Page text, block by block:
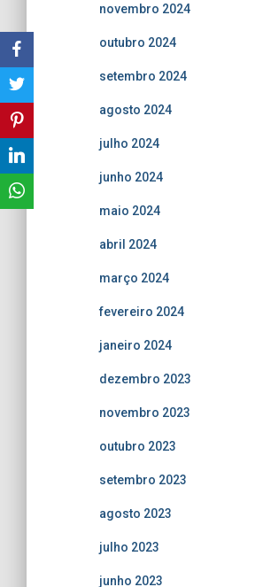
novembro 2024
outubro 2024
setembro 2024
agosto 2024
julho 2024
junho 2024
maio 2024
abril 2024
março 2024
fevereiro 2024
janeiro 2024
dezembro 2023
novembro 2023
outubro 2023
setembro 2023
agosto 2023
julho 2023
junho 2023